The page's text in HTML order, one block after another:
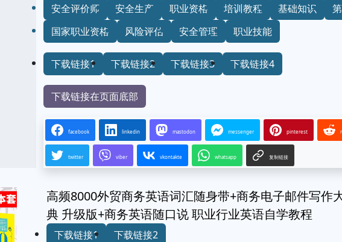
安全评价师
安全生产 职业资格 培训教程 基础知识
国家职业资格
风险评估 安全管理 职业技能
下载链接1 下载链接2 下载链接3 下载链接4
下载链接在页面底部
facebook linkedin mastodon messenger pinterest
twitter viber vkontakte whatsapp 复制链接
高频8000外贸商务英语词汇随身带+商务电子邮件写作
典 升级版+商务英语随口说 职业行业英语自学教程
下载链接1 下载链接2